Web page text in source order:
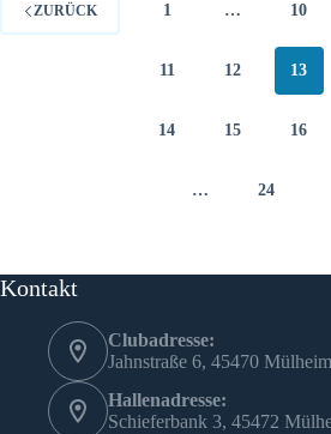
ZURÜCK 1 … 10
11 12 13
14 15 16
… 24
Kontakt
Clubadresse:
Jahnstraße 6, 45470
Hallenadresse:
Schieferbank 3, 45472